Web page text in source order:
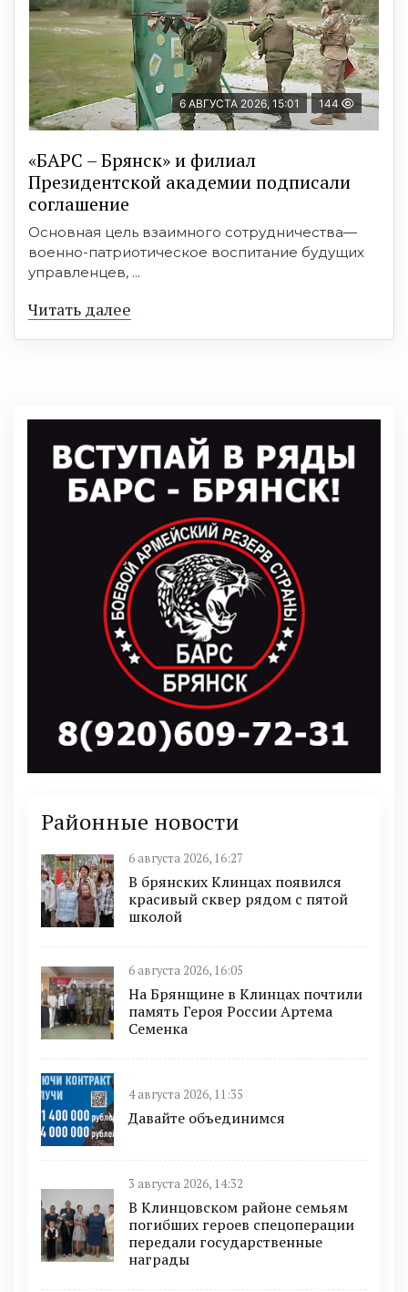
6 АВГУСТА 2026, 15:01 144
«БАРС – Брянск» и филиал
Президентской академии подписали
соглашение
Основная цель взаимного сотрудничества—
военно-патриотическое воспитание будущих
управленцев, ...
Читать далее
Районные новости
6 августа 2026, 16:27
В брянских Клинцах появился
красивый сквер рядом с пятой
школой
6 августа 2026, 16:05
На Брянщине в Клинцах почтили
память Героя России Артема
Семенка
4 августа 2026, 11:35
Давайте объединимся
3 августа 2026, 14:32
В Клинцовском районе семьям
погибших героев спецоперации
передали государственные
награды